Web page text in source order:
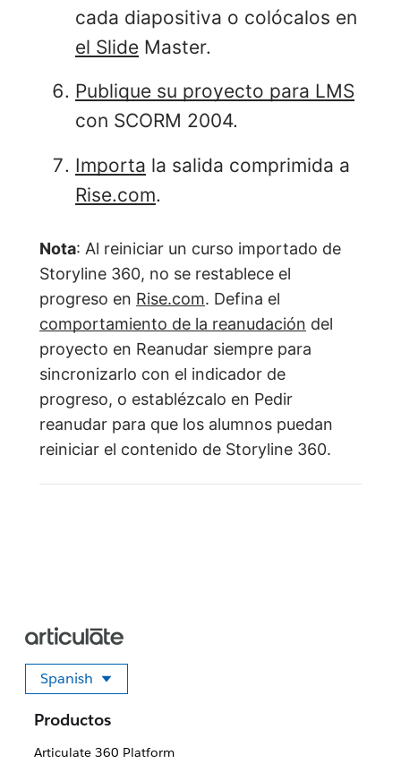
cada diapositiva o colócalos en
el Slide Master.
Publique su proyecto para LMS
con SCORM 2004.
Importa la salida comprimida a
Rise.com.
Nota: Al reiniciar un curso importado de
Storyline 360, no se restablece el
progreso en Rise.com. Defina el
comportamiento de la reanudación del
proyecto en Reanudar siempre para
sincronizarlo con el indicador de
progreso, o establézcalo en Pedir
reanudar para que los alumnos puedan
reiniciar el contenido de Storyline 360.
Spanish
Seleccione su idioma
Productos
Articulate 360 Platform